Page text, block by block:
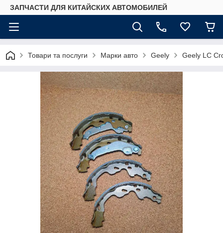
ЗАПЧАСТИ ДЛЯ КИТАЙСКИХ АВТОМОБИЛЕЙ
Товари та послуги Марки авто Geely Geely LC